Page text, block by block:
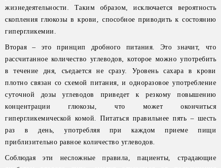
жизнедеятельности. Таким образом, исключается вероятность
скопления глюкозы в крови, способное приводить к состоянию
гипергликемии.
Вторая – это принцип дробного питания. Это значит, что
рассчитанное количество углеводов, которое можно употребить
в течение дня, съедается не сразу. Уровень сахара в крови
плотно связан со схемой питания, и одноразовое употребление
суточной дозы углеводов приведет к резкому повышению
концентрации глюкозы, что может окончиться
гипергликемической комой. Питаться правильнее пять – шесть
раз в день, употребляя при каждом приеме пищи
приблизительно равное количество углеводов.
Соблюдая эти несложные правила, пациенты, страдающие